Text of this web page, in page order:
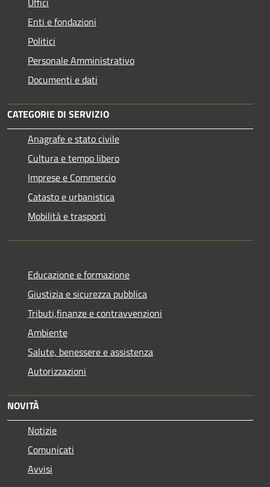
Enti e fondazioni
Politici
Personale Amministrativo
Documenti e dati
CATEGORIE DI SERVIZIO
Anagrafe e stato civile
Cultura e tempo libero
Imprese e Commercio
Catasto e urbanistica
Mobilità e trasporti
Educazione e formazione
Giustizia e sicurezza pubblica
Tributi,finanze e contravvenzioni
Ambiente
Salute, benessere e assistenza
Autorizzazioni
NOVITÀ
Notizie
Comunicati
Avvisi